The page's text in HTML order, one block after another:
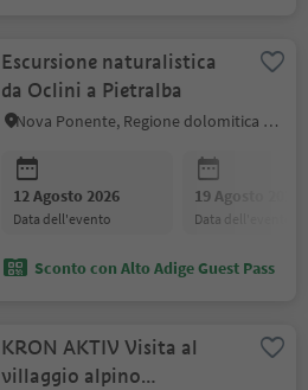
Escursione naturalistica
da Oclini a Pietralba
Nova Ponente, Regione dolomitica Val d'Ega
12 Agosto 2026
data dell'evento
19 Agosto 2026
data dell'evento
Sconto con Alto Adige Guest Pass
KRON AKTIV Visita al
villaggio alpino